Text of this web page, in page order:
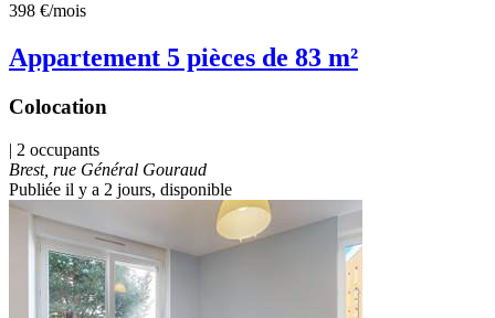
398 €/mois
Appartement 5 pièces de 83 m²
Colocation
| 2 occupants
Brest, rue Général Gouraud
Publiée il y a 2 jours, disponible